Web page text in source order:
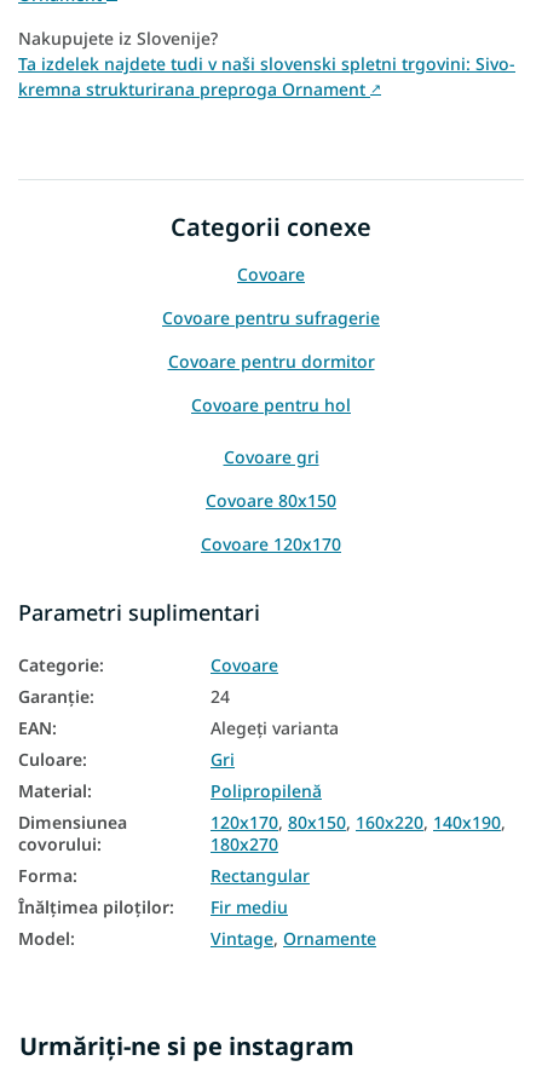
Nakupujete iz Slovenije?
Ta izdelek najdete tudi v naši slovenski spletni trgovini: Sivo-
kremna strukturirana preproga Ornament ↗
Categorii conexe
Covoare
Covoare pentru sufragerie
Covoare pentru dormitor
Covoare pentru hol
Covoare gri
Covoare 80x150
Covoare 120x170
Covoare 200x290
Parametri suplimentari
Categorie:
Covoare
Garanţie:
24
EAN:
Alegeţi varianta
Culoare:
Gri
Material:
Polipropilenă
Dimensiunea
covorului:
120x170, 80x150, 160x220, 140x190,
180x270
Forma:
Rectangular
Înălțimea piloților:
Fir mediu
Model: Vintage, Ornamente
Urmăriți-ne si pe instagram